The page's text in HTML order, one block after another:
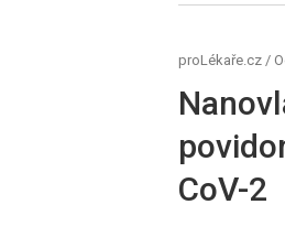
proLékaře.cz /
CoV-2